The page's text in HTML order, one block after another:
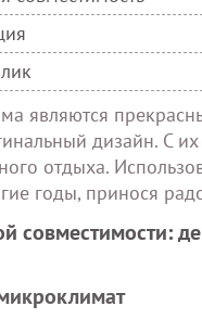
являются
дизайн. С
отдыха.
годы, принося
совместимости: